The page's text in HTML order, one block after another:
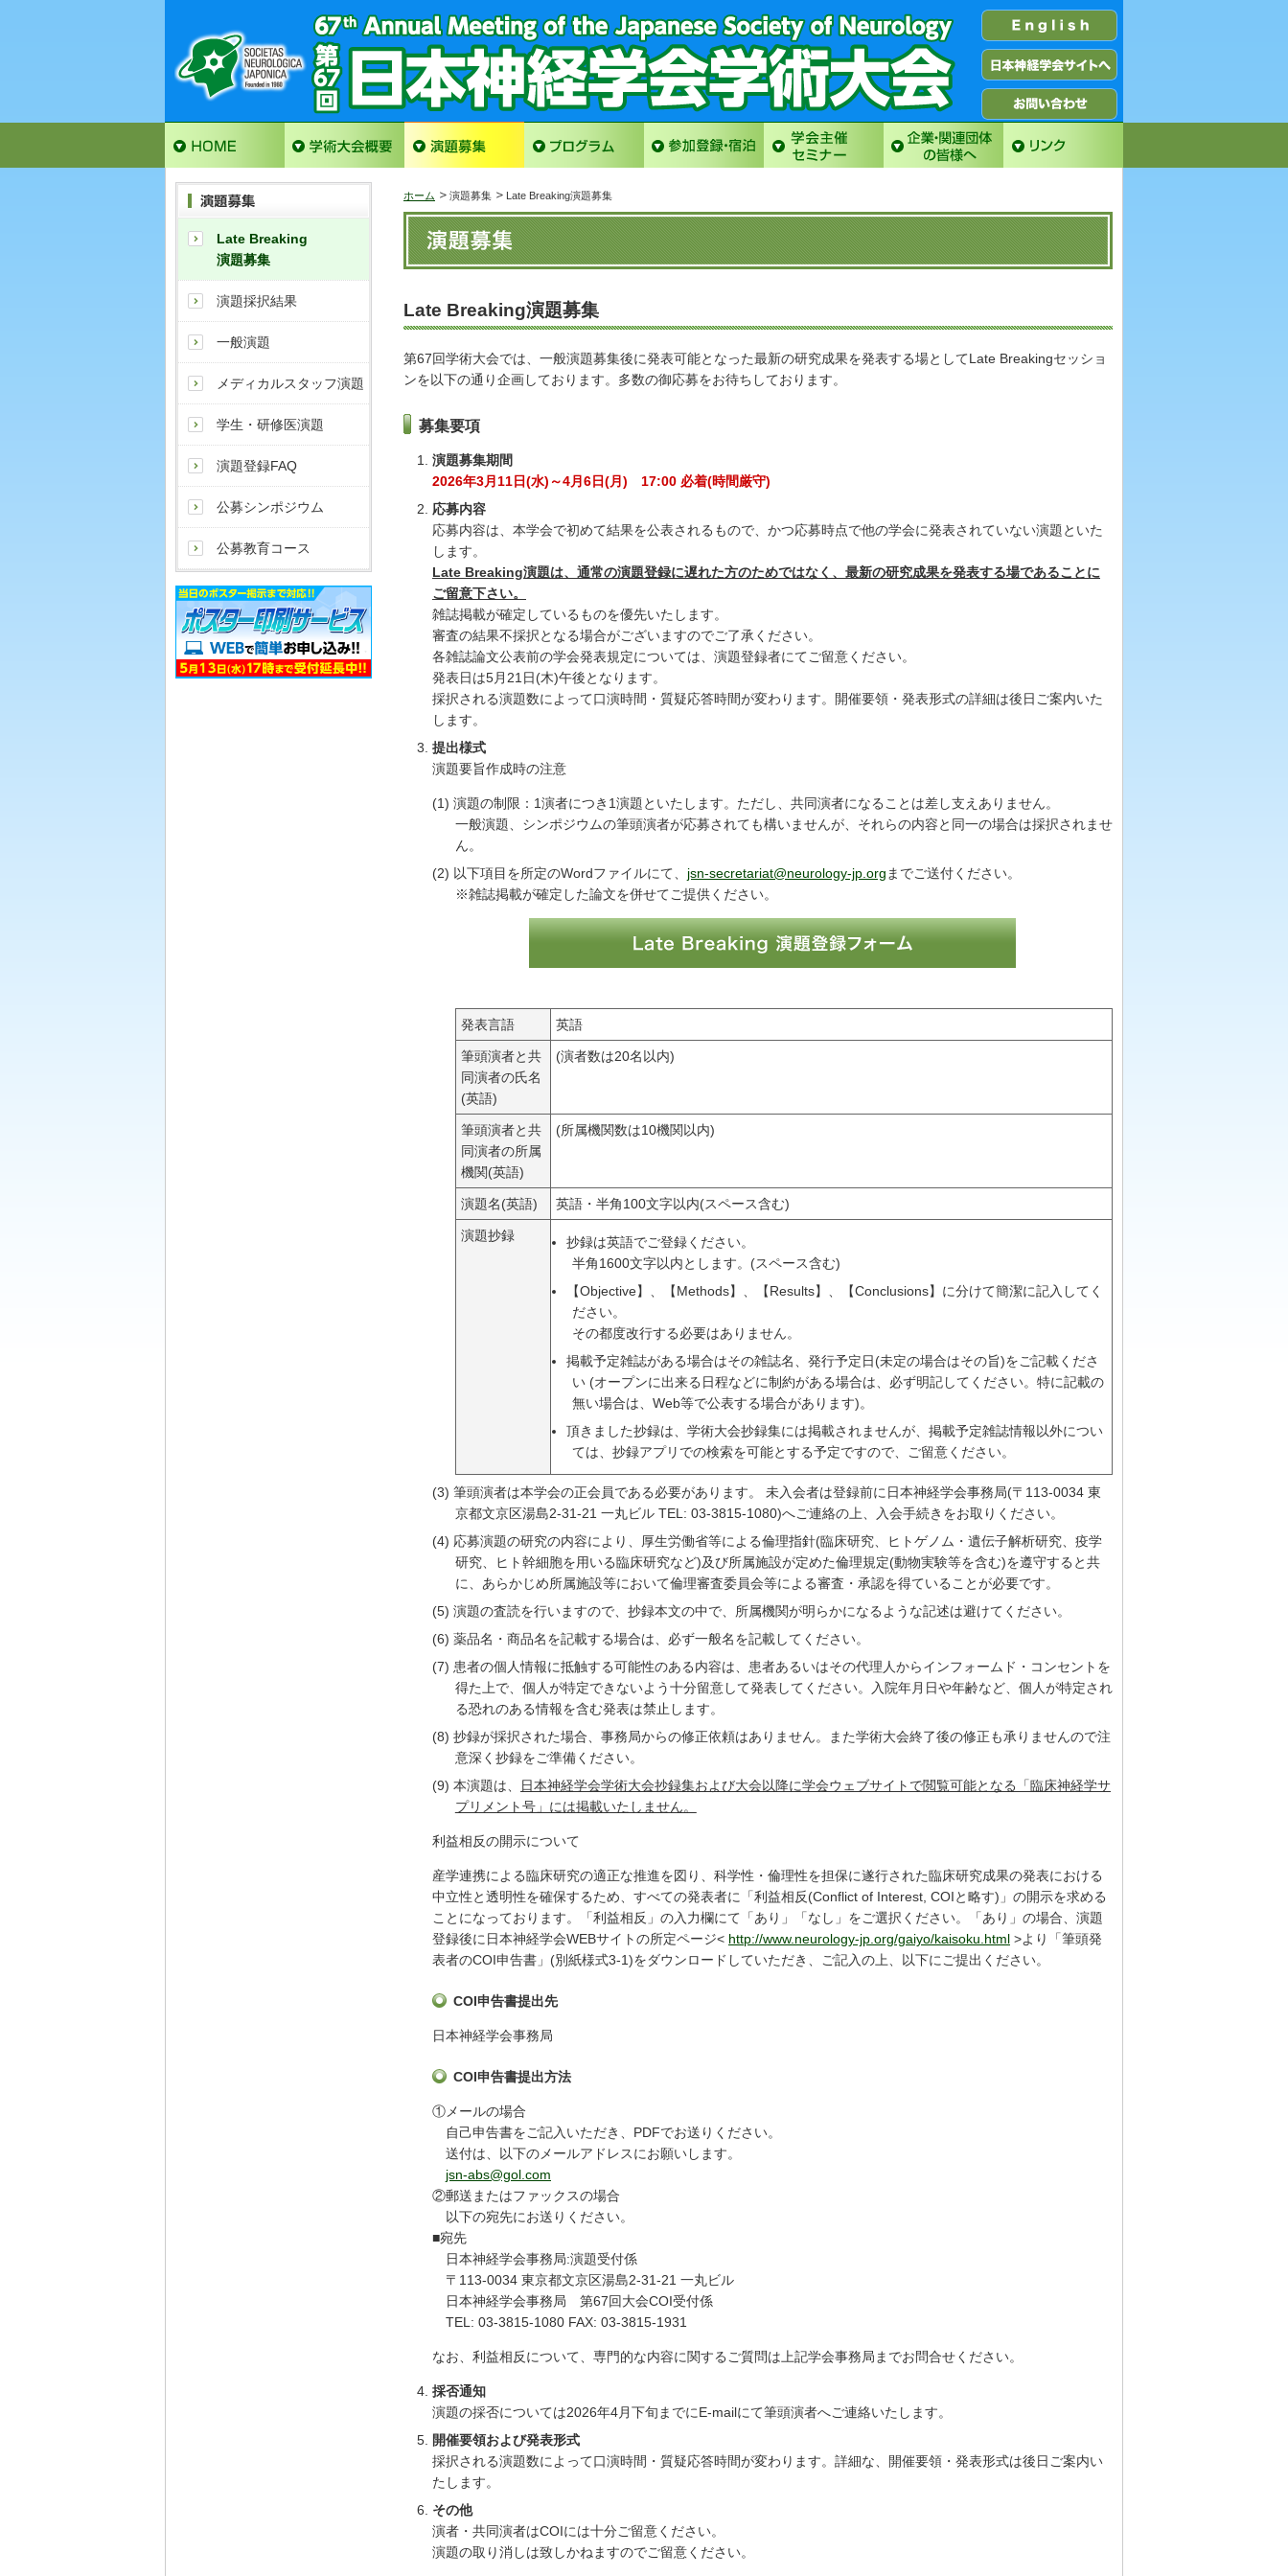
Late Breaking
演題募集
演題採択結果
一般演題
メディカルスタッフ演題
学生・研修医演題
演題登録FAQ
公募シンポジウム
公募教育コース
ホーム 演題募集 Late Breaking演題募集
Late Breaking演題募集
第67回学術大会では、一般演題募集後に発表可能となった最新の研究成果を発表する場としてLate Breakingセッショ
ンを以下の通り企画しております。多数の御応募をお待ちしております。
募集要項
演題募集期間
2026年3月11日(水)～4月6日(月) 17:00 必着(時間厳守)
応募内容
応募内容は、本学会で初めて結果を公表されるもので、かつ応募時点で他の学会に発表されていない演題といた
します。
Late Breaking演題は、通常の演題登録に遅れた方のためではなく、最新の研究成果を発表する場であることに
ご留意下さい。
雑誌掲載が確定しているものを優先いたします。
審査の結果不採択となる場合がございますのでご了承ください。
各雑誌論文公表前の学会発表規定については、演題登録者にてご留意ください。
発表日は5月21日(木)午後となります。
採択される演題数によって口演時間・質疑応答時間が変わります。開催要領・発表形式の詳細は後日ご案内いた
します。
提出様式
演題要旨作成時の注意
(1) 演題の制限：1演者につき1演題といたします。ただし、共同演者になることは差し支えありません。
一般演題、シンポジウムの筆頭演者が応募されても構いませんが、それらの内容と同一の場合は採択されませ
ん。
(2) 以下項目を所定のWordファイルにて、 jsn-secretariat@neurology-jp.org までご送付ください。
※雑誌掲載が確定した論文を併せてご提供ください。
発表言語 英語
筆頭演者と共
同演者の氏名
(英語)
(演者数は20名以内)
筆頭演者と共
同演者の所属
機関(英語)
(所属機関数は10機関以内)
演題名(英語) 英語・半角100文字以内(スペース含む)
演題抄録
抄録は英語でご登録ください。
半角1600文字以内とします。(スペース含む)
【Objective】、【Methods】、【Results】、【Conclusions】に分けて簡潔に記入してく
ださい。
その都度改行する必要はありません。
掲載予定雑誌がある場合はその雑誌名、発行予定日(未定の場合はその旨)をご記載くださ
い (オープンに出来る日程などに制約がある場合は、必ず明記してください。特に記載の
無い場合は、Web等で公表する場合があります)。
頂きました抄録は、学術大会抄録集には掲載されませんが、掲載予定雑誌情報以外につい
ては、抄録アプリでの検索を可能とする予定ですので、ご留意ください。
(3) 筆頭演者は本学会の正会員である必要があります。 未入会者は登録前に日本神経学会事務局(〒113-0034 東
京都文京区湯島2-31-21 一丸ビル TEL: 03-3815-1080)へご連絡の上、入会手続きをお取りください。
(4) 応募演題の研究の内容により、厚生労働省等による倫理指針(臨床研究、ヒトゲノム・遺伝子解析研究、疫学
研究、ヒト幹細胞を用いる臨床研究など)及び所属施設が定めた倫理規定(動物実験等を含む)を遵守すると共
に、あらかじめ所属施設等において倫理審査委員会等による審査・承認を得ていることが必要です。
(5) 演題の査読を行いますので、抄録本文の中で、所属機関が明らかになるような記述は避けてください。
(6) 薬品名・商品名を記載する場合は、必ず一般名を記載してください。
(7) 患者の個人情報に抵触する可能性のある内容は、患者あるいはその代理人からインフォームド・コンセントを
得た上で、個人が特定できないよう十分留意して発表してください。入院年月日や年齢など、個人が特定され
る恐れのある情報を含む発表は禁止します。
(8) 抄録が採択された場合、事務局からの修正依頼はありません。また学術大会終了後の修正も承りませんので注
意深く抄録をご準備ください。
(9) 本演題は、
日本神経学会学術大会抄録集および大会以降に学会ウェブサイトで閲覧可能となる「臨床神経学サ
プリメント号」には掲載いたしません。
利益相反の開示について
産学連携による臨床研究の適正な推進を図り、科学性・倫理性を担保に遂行された臨床研究成果の発表における
中立性と透明性を確保するため、すべての発表者に「利益相反(Conflict of Interest, COIと略す)」の開示を求める
ことになっております。「利益相反」の入力欄にて「あり」「なし」をご選択ください。「あり」の場合、演題
登録後に日本神経学会WEBサイトの所定ページ< http://www.neurology-jp.org/gaiyo/kaisoku.html >より「筆頭発
表者のCOI申告書」(別紙様式3-1)をダウンロードしていただき、ご記入の上、以下にご提出ください。
COI申告書提出先
日本神経学会事務局
COI申告書提出方法
①メールの場合
自己申告書をご記入いただき、PDFでお送りください。
送付は、以下のメールアドレスにお願いします。
jsn-abs@gol.com
②郵送またはファックスの場合
以下の宛先にお送りください。
■宛先
日本神経学会事務局:演題受付係
〒113-0034 東京都文京区湯島2-31-21 一丸ビル
日本神経学会事務局 第67回大会COI受付係
TEL: 03-3815-1080 FAX: 03-3815-1931
なお、利益相反について、専門的な内容に関するご質問は上記学会事務局までお問合せください。
採否通知
演題の採否については2026年4月下旬までにE-mailにて筆頭演者へご連絡いたします。
開催要領および発表形式
採択される演題数によって口演時間・質疑応答時間が変わります。詳細な、開催要領・発表形式は後日ご案内い
たします。
その他
演者・共同演者はCOIには十分ご留意ください。
演題の取り消しは致しかねますのでご留意ください。